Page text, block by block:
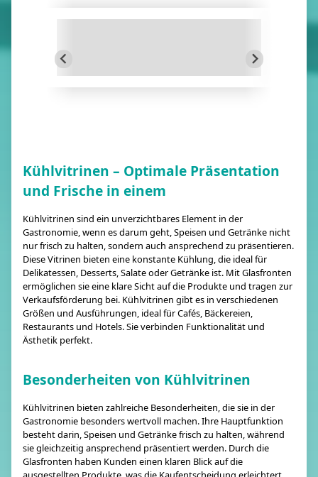
Kühlvitrinen – Optimale Präsentation
und Frische in einem
Kühlvitrinen sind ein unverzichtbares Element in der
Gastronomie, wenn es darum geht, Speisen und Getränke nicht
nur frisch zu halten, sondern auch ansprechend zu präsentieren.
Diese Vitrinen bieten eine konstante Kühlung, die ideal für
Delikatessen, Desserts, Salate oder Getränke ist. Mit Glasfronten
ermöglichen sie eine klare Sicht auf die Produkte und tragen zur
Verkaufsförderung bei. Kühlvitrinen gibt es in verschiedenen
Größen und Ausführungen, ideal für Cafés, Bäckereien,
Restaurants und Hotels. Sie verbinden Funktionalität und
Ästhetik perfekt.
Besonderheiten von Kühlvitrinen
Kühlvitrinen bieten zahlreiche Besonderheiten, die sie in der
Gastronomie besonders wertvoll machen. Ihre Hauptfunktion
besteht darin, Speisen und Getränke frisch zu halten, während
sie gleichzeitig ansprechend präsentiert werden. Durch die
Glasfronten haben Kunden einen klaren Blick auf die